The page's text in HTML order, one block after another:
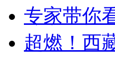
专家带你
超燃！西